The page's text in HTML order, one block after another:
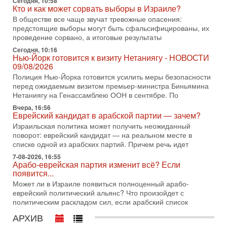
тем израильской политики. Известно, что израильская
Служба общей безопасности (ШАБАК) создала
3-08-2026, 08:32
Трамп и Иран: последний шанс - НОВОСТИ
03/08/2026
Президент США Дональд Трамп объявил о возобновлении
переговоров с Ираном, но Тегеран пока не подтвердил
готовность к диалогу. По словам американского
2-08-2026, 08:42
Трамп отменил удар по Ирану - НОВОСТИ
02/08/2026
Президент США Дональд Трамп сегодня заявил об отмене
подготовленного удара по Ирану после обращений
Тегерана и других стран региона. По его словам,
«Русский голос» Израиля: кто заберет его на этот
раз?
Голоса русскоязычных репатриантов не раз кардинально
меняли политический ландшафт Израиля. Достаточно
вспомнить взлет партии «Исраэль ба-алия», когда
Тайны закрытых дверей: о чём на самом деле
Кто и как может сорвать выборы в Израиле?
В обществе все чаще звучат тревожные опасения:
предстоящие выборы могут быть сфальсифицированы, их
проведение сорвано, а итоговые результаты
Сегодня, 10:16
Нью-Йорк готовится к визиту Нетаниягу - НОВОСТИ
09/08/2026
Полиция Нью-Йорка готовится усилить меры безопасности
перед ожидаемым визитом премьер-министра Биньямина
Нетаниягу на Генассамблею ООН в сентябре. По
Вчера, 16:56
Еврейский кандидат в арабской партии — зачем?
Израильская политика может получить неожиданный
поворот: еврейский кандидат — на реальном месте в
списке одной из арабских партий. Причем речь идет
7-08-2026, 16:55
Арабо-еврейская партия изменит всё? Если
появится...
Может ли в Израиле появиться полноценный арабо-
еврейский политический альянс? Что произойдет с
политическим раскладом сил, если арабский список
АРХИВ